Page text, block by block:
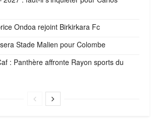
Ondoa rejoint Birkirkara Fc
Stade Malien pour Colombe
: Panthère affronte Rayon sports du